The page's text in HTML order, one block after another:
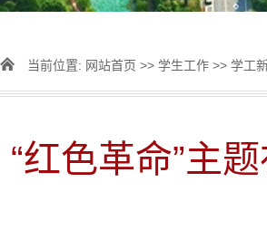
当前位置: 网站首页 >> 学生工作 >> 学工
“红色革命”主